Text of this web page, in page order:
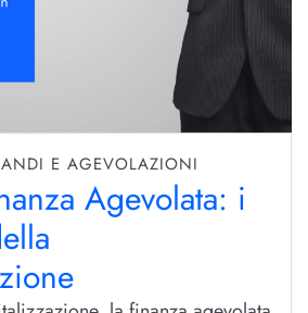
E AGEVOLAZIONI
Agevolata: i